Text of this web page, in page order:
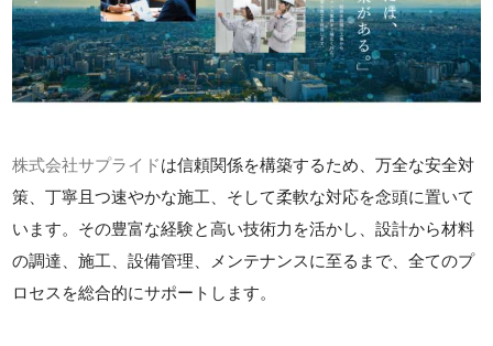
株式会社サプライドは信頼関係を構築するため、万全な安全対
策、丁寧且つ速やかな施工、そして柔軟な対応を念頭に置いて
います。その豊富な経験と高い技術力を活かし、設計から材料
の調達、施工、設備管理、メンテナンスに至るまで、全てのプ
ロセスを総合的にサポートします。